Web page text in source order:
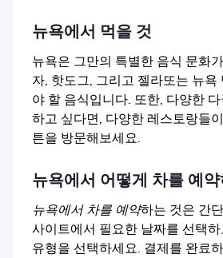
뉴욕에서 먹을 것
뉴욕은 그만의 특별한 음식 문화
자, 핫도그, 그리고 젤라또는 뉴욕
야 할 음식입니다. 또한, 다양한
하고 싶다면, 다양한 레스토랑들
튼을 방문해보세요.
뉴욕에서 어떻게 차를 예
뉴욕에서 차를 예약하는 것은 간
사이트에서 필요한 날짜를 선택
유형을 선택하세요. 결제를 완료